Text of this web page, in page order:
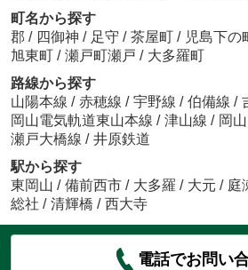
町名から探す
郡 / 四御神 / 足守 / 茶屋町 / 児島下の
旭東町 / 瀬戸町瀬戸 / 大多羅町
路線から探す
山陽本線 / 赤穂線 / 宇野線 / 伯備線 /
岡山電気軌道東山本線 / 津山線 / 岡
瀬戸大橋線 / 井原鉄道
駅から探す
東岡山 / 備前西市 / 大多羅 / 大元 / 庭
総社 / 清輝橋 / 西大寺
電話でお問い